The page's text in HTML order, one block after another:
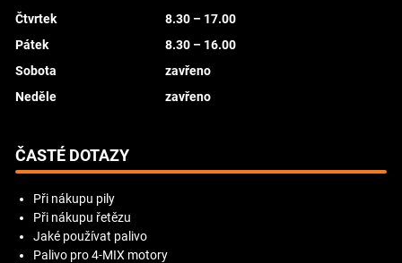
Čtvrtek
8.30 – 17.00
Pátek
8.30 – 16.00
Sobota
zavřeno
Neděle
zavřeno
ČASTÉ DOTAZY
Při nákupu pily
Při nákupu řetězu
Jaké používat palivo
Palivo pro 4-MIX motory